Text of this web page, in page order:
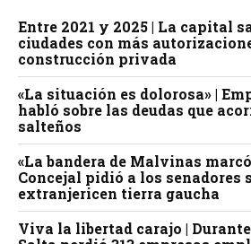
Entre 2021 y 2025 | La capital
ciudades con más
construcción privada
«La situación es dolorosa» |
habló sobre las deudas que
salteños
«La bandera de Malvinas
Concejal pidió a los senadores
extranjericen tierra gaucha
Viva la libertad carajo |